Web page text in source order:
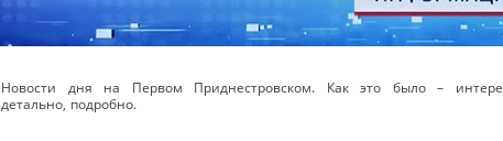
Новости дня на Первом Приднестровском. Как это было –
детально, подробно.